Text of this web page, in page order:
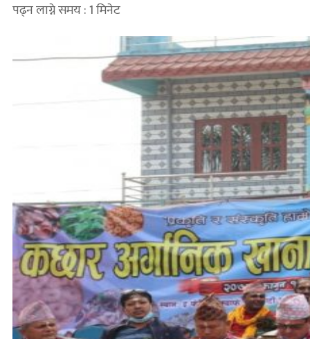
पढ्न लाग्ने समय : 1 मिनेट